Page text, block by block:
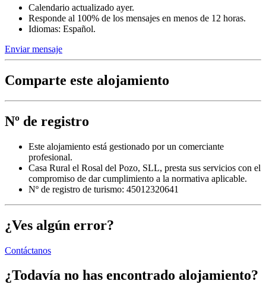
Calendario actualizado ayer.
Responde al 100% de los mensajes en menos de 12 horas.
Idiomas: Español.
Enviar mensaje
Comparte este alojamiento
Nº de registro
Este alojamiento está gestionado por un comerciante
profesional.
Casa Rural el Rosal del Pozo, SLL, presta sus servicios con el
compromiso de dar cumplimiento a la normativa aplicable.
Nº de registro de turismo: 45012320641
¿Ves algún error?
Contáctanos
¿Todavía no has encontrado alojamiento?